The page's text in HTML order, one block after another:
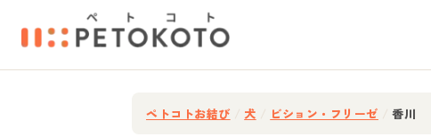
ペトコトお結び 犬 ビション・フリーゼ 香川